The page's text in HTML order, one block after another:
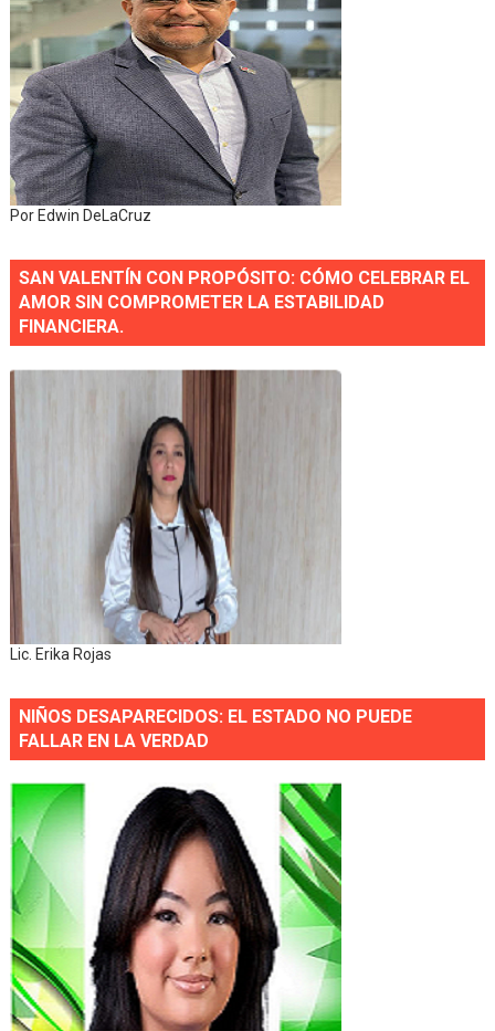
Por Edwin DeLaCruz
SAN VALENTÍN CON PROPÓSITO: CÓMO CELEBRAR EL
AMOR SIN COMPROMETER LA ESTABILIDAD
FINANCIERA.
Lic. Erika Rojas
NIÑOS DESAPARECIDOS: EL ESTADO NO PUEDE
FALLAR EN LA VERDAD